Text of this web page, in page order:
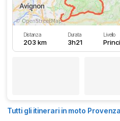
Distanza
203 km
Durata
3h21
Livello
Tutti gli itinerari in moto